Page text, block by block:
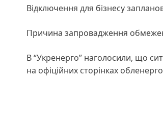
Відключення для бізнесу
Причина запровадження
В “Укренерго” наголосили, що
на офіційних сторінках